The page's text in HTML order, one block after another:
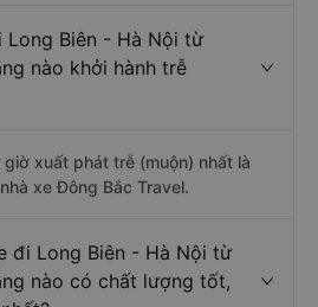
Long Biên - Hà Nội từ
nào khởi hành trễ
xuất phát trễ (muộn) nhất là
xe Đông Bắc Travel.
đi Long Biên - Hà Nội từ
nào có chất lượng tốt,